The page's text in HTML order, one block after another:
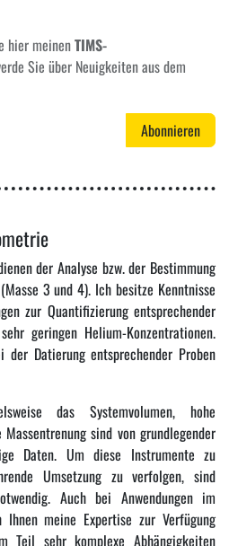
hier meinenTIMS-
Sie über Neuigkeiten aus dem
Abonnieren
der Analyse bzw. der Bestimmung
3 und 4). Ich besitze Kenntnisse
zur Quantifizierung entsprechender
geringen Helium-Konzentrationen.
der Datierung entsprechender Proben
das Systemvolumen, hohe
sind von grundlegender
Daten. Um diese Instrumente zu
Umsetzung zu verfolgen, sind
Auch bei Anwendungen im
meine Expertise zur Verfügung
Teil sehr komplexe Abhängigkeiten